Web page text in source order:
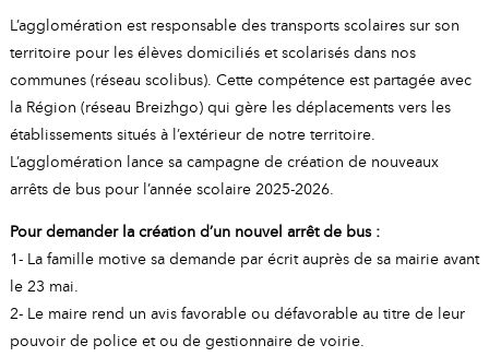
RIE
L’agglomération est responsable des transports scolaires sur son
territoire pour les élèves domiciliés et scolarisés dans nos
communes (réseau scolibus). Cette compétence est partagée avec
la Région (réseau Breizhgo) qui gère les déplacements vers les
établissements situés à l’extérieur de notre territoire.
L’agglomération lance sa campagne de création de nouveaux
arrêts de bus pour l’année scolaire 2025-2026.
Pour demander la création d’un nouvel arrêt de bus :
1- La famille motive sa demande par écrit auprès de sa mairie avant
le 23 mai.
2- Le maire rend un avis favorable ou défavorable au titre de leur
pouvoir de police et ou de gestionnaire de voirie.